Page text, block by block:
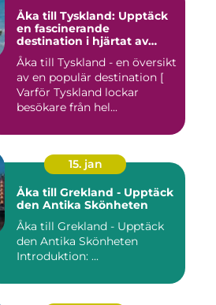
Åka till Tyskland: Upptäck
en fascinerande
destination i hjärtat av
Europa
Åka till Tyskland - en översikt
av en populär destination [
Varför Tyskland lockar
besökare från hel...
15. jan
Åka till Grekland - Upptäck
den Antika Skönheten
Åka till Grekland - Upptäck
den Antika Skönheten
Introduktion: ...